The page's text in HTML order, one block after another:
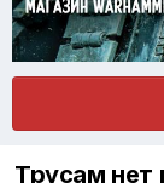
Трусам нет